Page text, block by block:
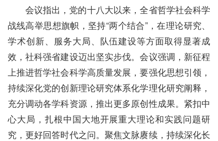
会议指出，党的十八大以来，全省哲学社会科学
战线高举思想旗帜，坚持“两个结合”，在理论研究、
学术创新、服务大局、队伍建设等方面取得显著成
效，社科强省建设迈出坚实步伐。会议强调，新征程
上推进哲学社会科学高质量发展，要强化思想引领，
持续深化党的创新理论研究体系化学理化研究阐释，
充分调动各学科资源，推出更多原创性成果。紧扣中
心大局，扎根中国大地开展重大理论和实践问题研
究，更好回答时代之问。聚焦文脉赓续，持续深化长